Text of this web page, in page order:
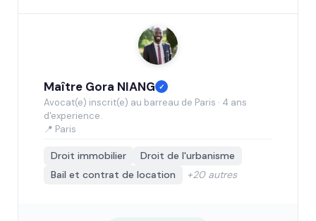
Maître Gora NIANG ✓
Avocat(e) inscrit(e) au barreau de Paris · 4 ans
d'experience.
📍 Paris
Droit immobilier
Droit de l'urbanisme
Bail et contrat de location
+20 autres